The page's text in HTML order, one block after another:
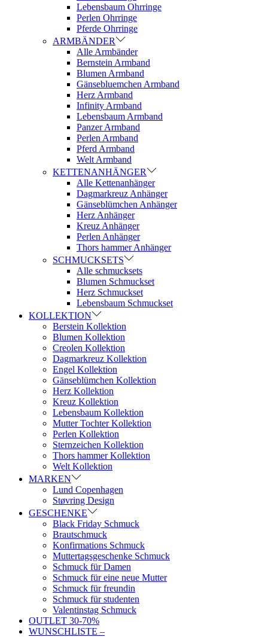
Lebensbaum Ohrringe
Perlen Ohrringe
Pferde Ohrringe
ARMBÄNDER
Alle Armbänder
Bernstein Armband
Blumen Armband
Gänsebluemchen Armband
Herz Armband
Infinity Armband
Lebensbaum Armband
Panzer Armband
Perlen Armband
Pferd Armband
Welt Armband
KETTENANHÄNGER
Alle Kettenanhänger
Dagmarkreuz Anhänger
Gänseblümchen Anhänger
Herz Anhänger
Kreuz Anhänger
Perlen Anhänger
Thors hammer Anhänger
SCHMUCKSETS
Alle schmucksets
Blumen Schmuckset
Herz Schmuckset
Lebensbaum Schmuckset
KOLLEKTION
Berstein Kollektion
Blumen Kollektion
Creolen Kollektion
Dagmarkreuz Kollektion
Engel Kollektion
Gänseblümchen Kollektion
Herz Kollektion
Kreuz Kollektion
Lebensbaum Kollektion
Mutter Tochter Kollektion
Perlen Kollektion
Sternzeichen Kollektion
Thors hammer Kollektion
Welt Kollektion
MARKEN
Lund Copenhagen
Støvring Design
GESCHENKE
Black Friday Schmuck
Brautschmuck
Konfirmations Schmuck
Muttertagsgeschenke Schmuck
Schmuck für Damen
Schmuck für eine neue Mutter
Schmuck für freundin
Schmuck für studenten
Valentinstag Schmuck
OUTLET 30-70%
WUNSCHLISTE –